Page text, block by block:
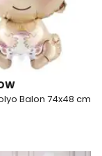
Balon 74x48 cm